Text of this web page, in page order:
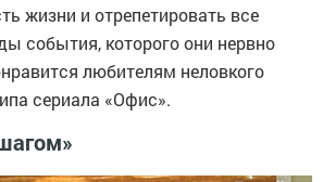
жизни и отрепетировать все
события, которого они нервно
любителям неловкого
сериала «Офис».